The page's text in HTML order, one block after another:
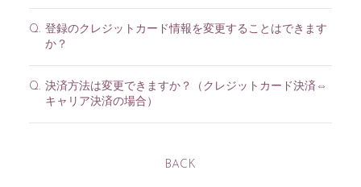
Q. 登録のクレジットカード情報を変更することはできます
か？
Q. 決済方法は変更できますか？（クレジットカード決済⇔
キャリア決済の場合）
BACK